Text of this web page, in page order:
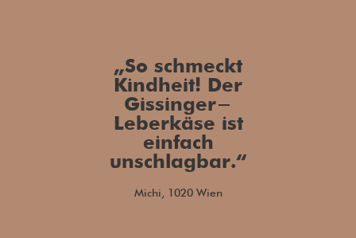
„So schmeckt
Kindheit! Der
Gissinger-
Leberkäse ist
einfach
unschlagbar.“
Michi, 1020 Wien